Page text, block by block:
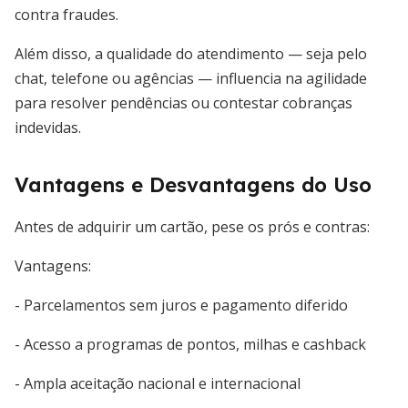
contra fraudes.
Além disso, a qualidade do atendimento — seja pelo
chat, telefone ou agências — influencia na agilidade
para resolver pendências ou contestar cobranças
indevidas.
Vantagens e Desvantagens do Uso
Antes de adquirir um cartão, pese os prós e contras:
Vantagens:
- Parcelamentos sem juros e pagamento diferido
- Acesso a programas de pontos, milhas e cashback
- Ampla aceitação nacional e internacional